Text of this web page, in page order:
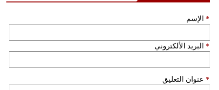
سيارات
الإسم *
البريد الألكتروني *
عنوان التعليق *